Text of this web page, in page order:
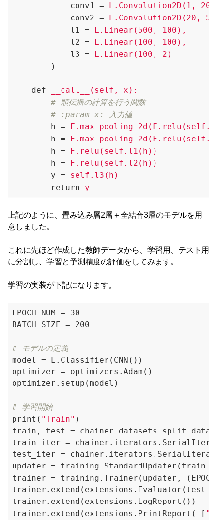
conv1 = L.Convolution2D(1,
conv2 = L.Convolution2D(20,
l1 = L.Linear(500, 100),
l2 = L.Linear(100, 100),
l3 = L.Linear(100, 2)
)
def
__call__(self, x):
        # 順伝播の計算を行う関数
        # :param x: 入力値
h =
h =
h = F.relu(self.l1(h))
h = F.relu(self.l2(h))
y = self.l3(h)
return
y
上記のように、畳み込み層2層＋全結合3層のモデルを用
意しました。
これに先ほど作成した教師データから、学習用、テスト用
に分割し、学習と予測精度の評価をしてみます。
学習の実装が下記になります。
EPOCH_NUM = 30
BATCH_SIZE = 200
# モデルの定義
model = L.Classifier(CNN())
optimizer = optimizers.Adam()
optimizer.setup(model)
# 学習開始
print( "Train" )
train, test =
train_iter =
test_iter =
updater =
trainer = training.Trainer(updater,
trainer.extend(extensions.LogReport())
trainer.extend(extensions.PrintReport( [